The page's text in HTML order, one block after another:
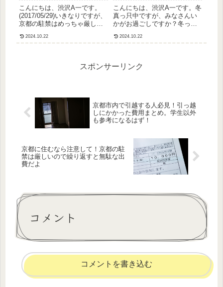
費だよ
こんにちは、渋沢A一です。
(2017/05/29)いきなりですが、
京都の駐禁はめっちゃ厳しい
Uber Eats配達中に駐禁くらっ
段なので、この二種類につい
2024.10.22
こんにちは、渋沢A一です。冬
真っ只中ですが、みなさんい
かがお過ごしですか？冬って
が、冬ならではのアクティビ
わけで関西圏、というか京都
から行けるスキー場をまとめ
2024.10.22
スポンサーリンク
京都市内で引越する人必見！引っ越
しにかかった費用まとめ。学生以外
も参考になるはず！
京都に住むなら注意して！京都の駐
禁は厳しいので繰り返すと無駄な出
費だよ
コメント
コメントを書き込む